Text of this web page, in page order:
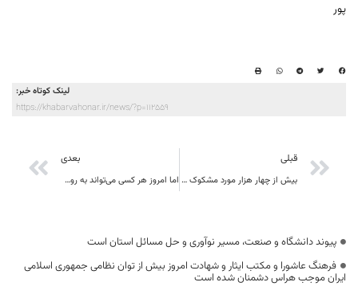
پور
لینک کوتاه خبر:
https://khabarvahonar.ir/news/?p=112559
قبلی
بیش از چهار هزار مورد مشکوک به سرطان در خراسان جنوبی
بعدی
اما امروز هر کسی می‌تواند به روشنی دریابد که جمهوری اسلامی ایران از چه توان و قدرتی برخوردار است
پیوند دانشگاه و صنعت، مسیر نوآوری و حل مسائل استان است
فرهنگ عاشورا و مکتب ایثار و شهادت امروز بیش از توان نظامی جمهوری اسلامی
ایران موجب هراس دشمنان شده است